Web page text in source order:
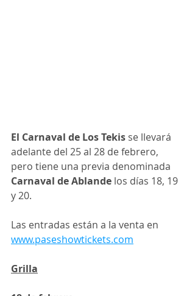
El Carnaval de Los Tekis se llevará
adelante del 25 al 28 de febrero,
pero tiene una previa denominada
Carnaval de Ablande los días 18, 19
y 20.
Las entradas están a la venta en
www.paseshowtickets.com
Grilla